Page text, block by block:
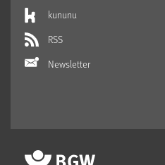
kununu
RSS
Newsletter